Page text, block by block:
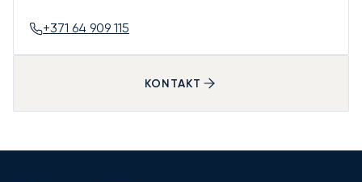
+371 64 909 115
KONTAKT